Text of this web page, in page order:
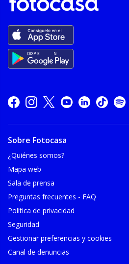
Sobre Fotocasa
¿Quiénes somos?
Mapa web
Sala de prensa
Preguntas frecuentes - FAQ
Política de privacidad
Seguridad
Gestionar preferencias y cookies
Canal de denuncias